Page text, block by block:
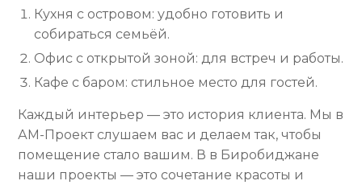
Кухня с островом: удобно готовить и
собираться семьёй.
Офис с открытой зоной: для встреч и работы.
Кафе с баром: стильное место для гостей.
Каждый интерьер — это история клиента. Мы в
АМ-Проект слушаем вас и делаем так, чтобы
помещение стало вашим. В в Биробиджане
наши проекты — это сочетание красоты и